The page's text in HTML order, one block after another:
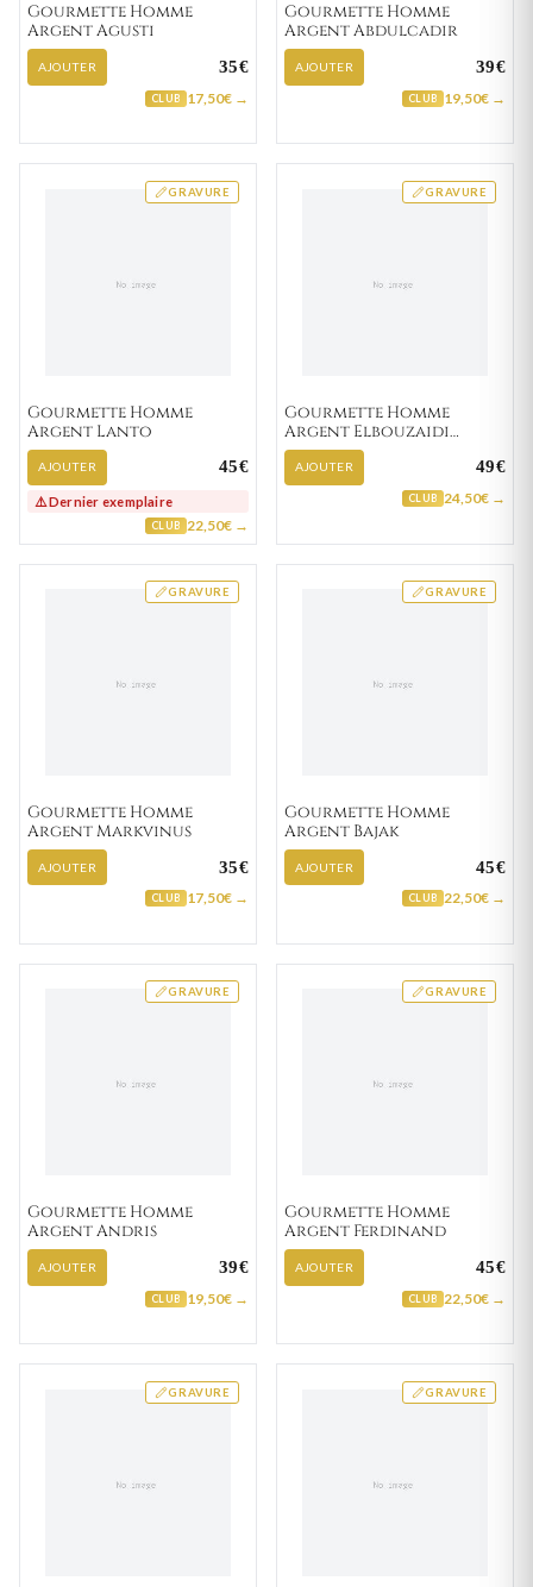
Gourmette Homme
Argent Agusti
AJOUTER 35€
CLUB 17,50€ →
Gourmette Homme
Argent Abdulcadir
AJOUTER 39€
CLUB 19,50€ →
GRAVURE
Gourmette Homme
Argent Lanto
AJOUTER 45€
⚠️ Dernier exemplaire
CLUB 22,50€ →
GRAVURE
Gourmette Homme
Argent Elbouzaidi
graine de café
AJOUTER 49€
CLUB 24,50€ →
GRAVURE
Gourmette Homme
Argent Markvinus
AJOUTER 35€
CLUB 17,50€ →
GRAVURE
Gourmette Homme
Argent Bajak
AJOUTER 45€
CLUB 22,50€ →
GRAVURE
Gourmette Homme
Argent Andris
AJOUTER 39€
CLUB 19,50€ →
GRAVURE
Gourmette Homme
Argent Ferdinand
AJOUTER 45€
CLUB 22,50€ →
GRAVURE GRAVURE